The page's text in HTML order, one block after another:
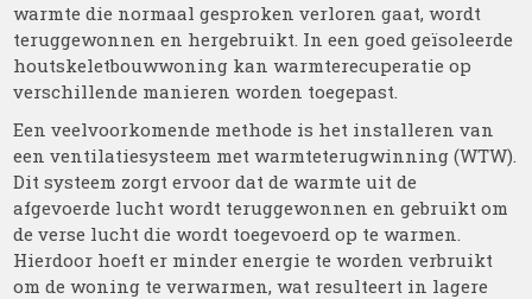
warmte die normaal gesproken verloren gaat, wordt
teruggewonnen en hergebruikt. In een goed geïsoleerde
houtskeletbouwwoning kan warmterecuperatie op
verschillende manieren worden toegepast.
Een veelvoorkomende methode is het installeren van
een ventilatiesysteem met warmteterugwinning (WTW).
Dit systeem zorgt ervoor dat de warmte uit de
afgevoerde lucht wordt teruggewonnen en gebruikt om
de verse lucht die wordt toegevoerd op te warmen.
Hierdoor hoeft er minder energie te worden verbruikt
om de woning te verwarmen, wat resulteert in lagere